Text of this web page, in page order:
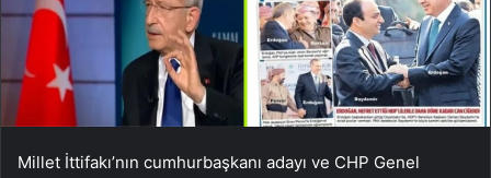
Millet İttifakı’nın cumhurbaşkanı adayı ve CHP Genel